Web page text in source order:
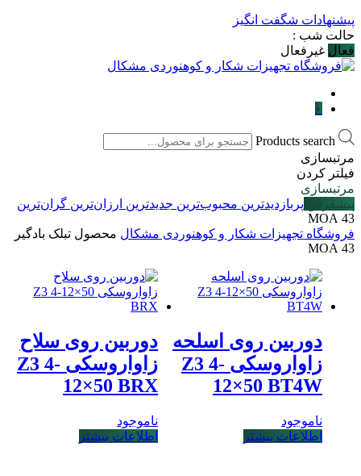
پیشنهادات شگفت انگیز
حالت شب :
فعال غیرفعال
۰
Products search
مرتبسازی
فیلتر کردن
مرتبسازی
پیشفرض پربازدیدترین محبوب‌ترین جدیدترین ارزان‌ترین گران‌ترین
43 MOA
فروشگاه تجهیزات شکار و کوهنوردی مشکال محصول تبلک بادگیر
43 MOA
دوربین روی اسلحه
زاواروسکی Z3 4-
12×50 BT4W
ناموجود
اطلاعات بیشتر
دوربین روی سلاح
زاواروسکی Z3 4-
12×50 BRX
ناموجود
اطلاعات بیشتر